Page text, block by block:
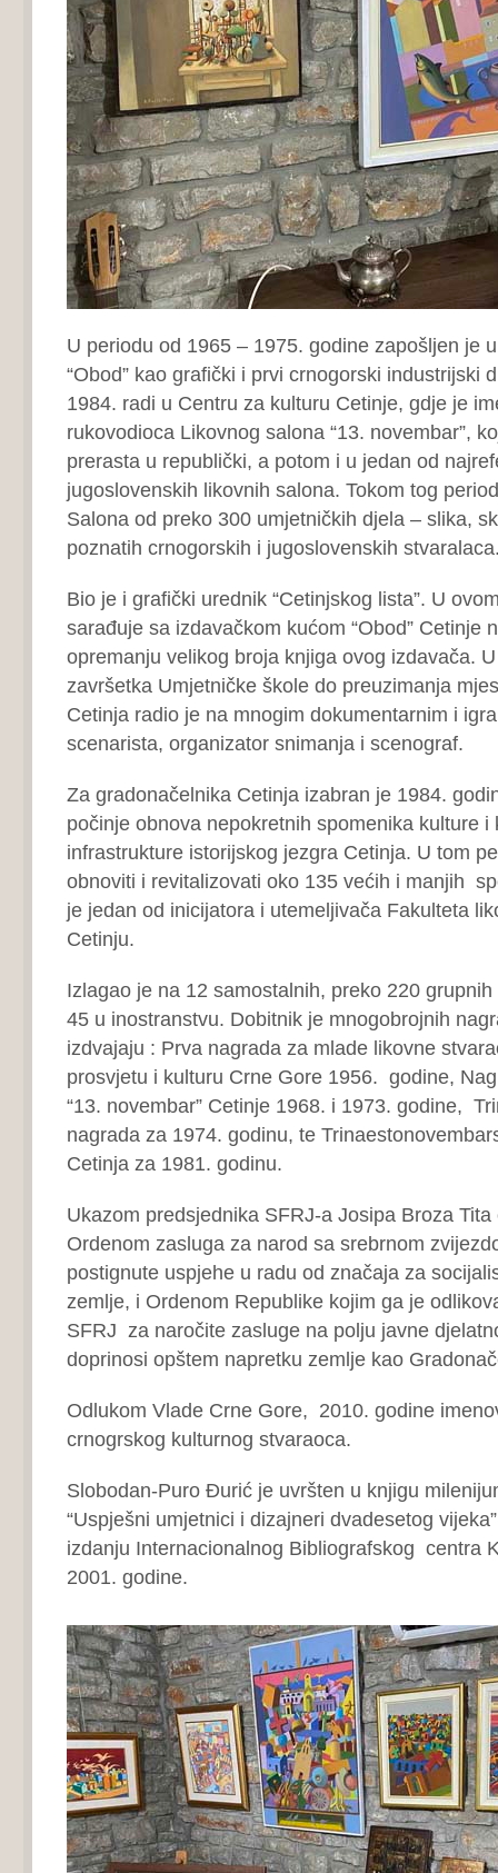
U periodu od 1965 – 1975. godine zapošljen je
“Obod” kao grafički i prvi crnogorski industrijski
1984. radi u Centru za kulturu Cetinje, gdje je
rukovodioca Likovnog salona “13. novembar”,
prerasta u republički, a potom i u jedan od
jugoslovenskih likovnih salona. Tokom tog
Salona od preko 300 umjetničkih djela – slika,
poznatih crnogorskih i jugoslovenskih
Bio je i grafički urednik “Cetinjskog lista”. U
sarađuje sa izdavačkom kućom “Obod” Cetinje
opremanju velikog broja knjiga ovog izdavača.
završetka Umjetničke škole do preuzimanja
Cetinja radio je na mnogim dokumentarnim i
scenarista, organizator snimanja i scenograf.
Za gradonačelnika Cetinja izabran je 1984.
počinje obnova nepokretnih spomenika kulture i
infrastrukture istorijskog jezgra Cetinja. U tom
obnoviti i revitalizovati oko 135 većih i manjih
je jedan od inicijatora i utemeljivača Fakulteta
Cetinju.
Izlagao je na 12 samostalnih, preko 220
45 u inostranstvu. Dobitnik je mnogobrojnih
izdvajaju : Prva nagrada za mlade likovne
prosvjetu i kulturu Crne Gore 1956. godine,
“13. novembar” Cetinje 1968. i 1973. godine,
nagrada za 1974. godinu, te
Cetinja za 1981. godinu.
Ukazom predsjednika SFRJ-a Josipa Broza Tita
Ordenom zasluga za narod sa srebrnom
postignute uspjehe u radu od značaja za
zemlje, i Ordenom Republike kojim ga je
SFRJ za naročite zasluge na polju javne
doprinosi opštem napretku zemlje kao
Odlukom Vlade Crne Gore, 2010. godine
crnogrskog kulturnog stvaraoca.
Slobodan-Puro Đurić je uvršten u knjigu
“Uspješni umjetnici i dizajneri dvadesetog
izdanju Internacionalnog Bibliografskog centra
2001. godine.